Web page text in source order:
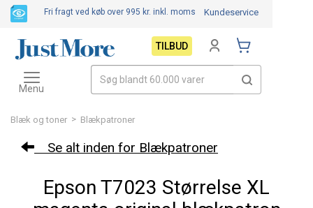
Blæk og toner > Blækpatroner
Se alt inden for Blækpatroner
Epson T7023 Størrelse XL
Fri fragt ved køb over 995 kr. inkl. moms Kundeservice
TILBUD
Toggle
navigation
Menu